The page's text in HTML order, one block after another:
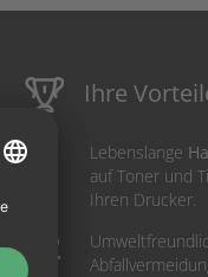
Ihre
Lebenslange
auf Toner und
Ihren Drucker.